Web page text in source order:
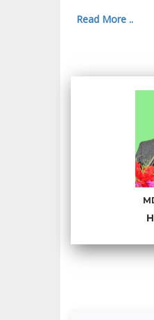
Read More ..